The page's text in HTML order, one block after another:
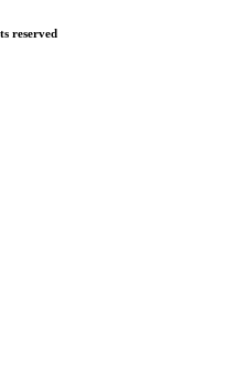
reserved